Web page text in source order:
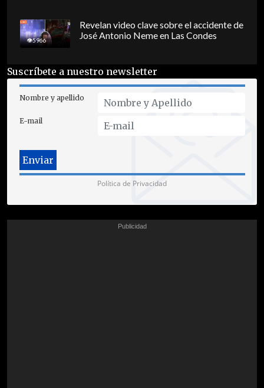
5966
Revelan video clave sobre el accidente de
José Antonio Neme en Las Condes
Suscríbete a nuestro newsletter
Nombre y apellido
E-mail
Política de Privacidad